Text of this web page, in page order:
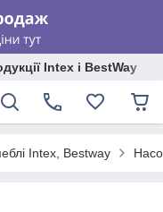
Intex і BestWay
Intex, Bestway